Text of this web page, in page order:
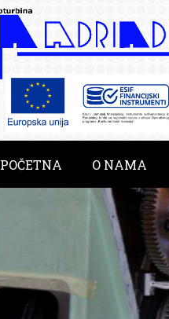
POČETNA O NAMA
RAZVOJNE USLUGE